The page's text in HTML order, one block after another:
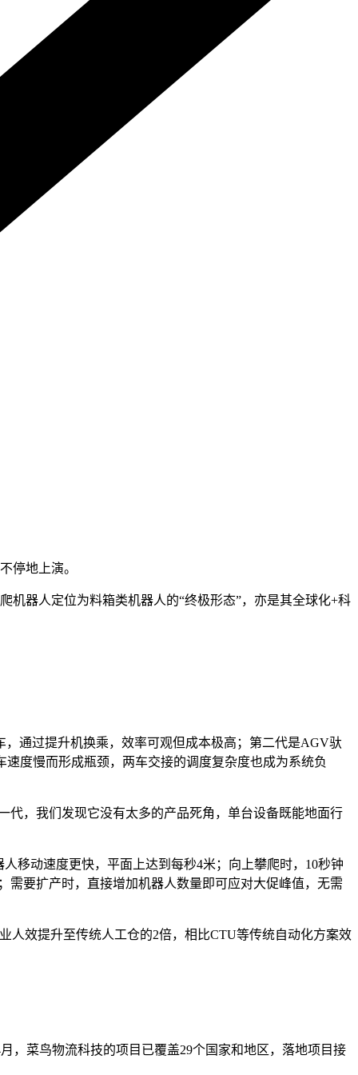
停地上演。
机器人定位为料箱类机器人的“终极形态”，亦是其全球化+科
通过提升机换乘，效率可观但成本极高；第二代是AGV驮
度慢而形成瓶颈，两车交接的调度复杂度也成为系统负
代，我们发现它没有太多的产品死角，单台设备既能地面行
移动速度更快，平面上达到每秒4米；向上攀爬时，10秒钟
需要扩产时，直接增加机器人数量即可应对大促峰值，无需
人效提升至传统人工仓的2倍，相比CTU等传统自动化方案效
，菜鸟物流科技的项目已覆盖29个国家和地区，落地项目接